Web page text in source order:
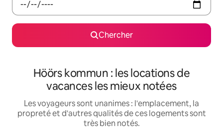
Chercher
Höörs kommun : les locations de
vacances les mieux notées
Les voyageurs sont unanimes : l'emplacement, la
propreté et d'autres qualités de ces logements sont
très bien notés.